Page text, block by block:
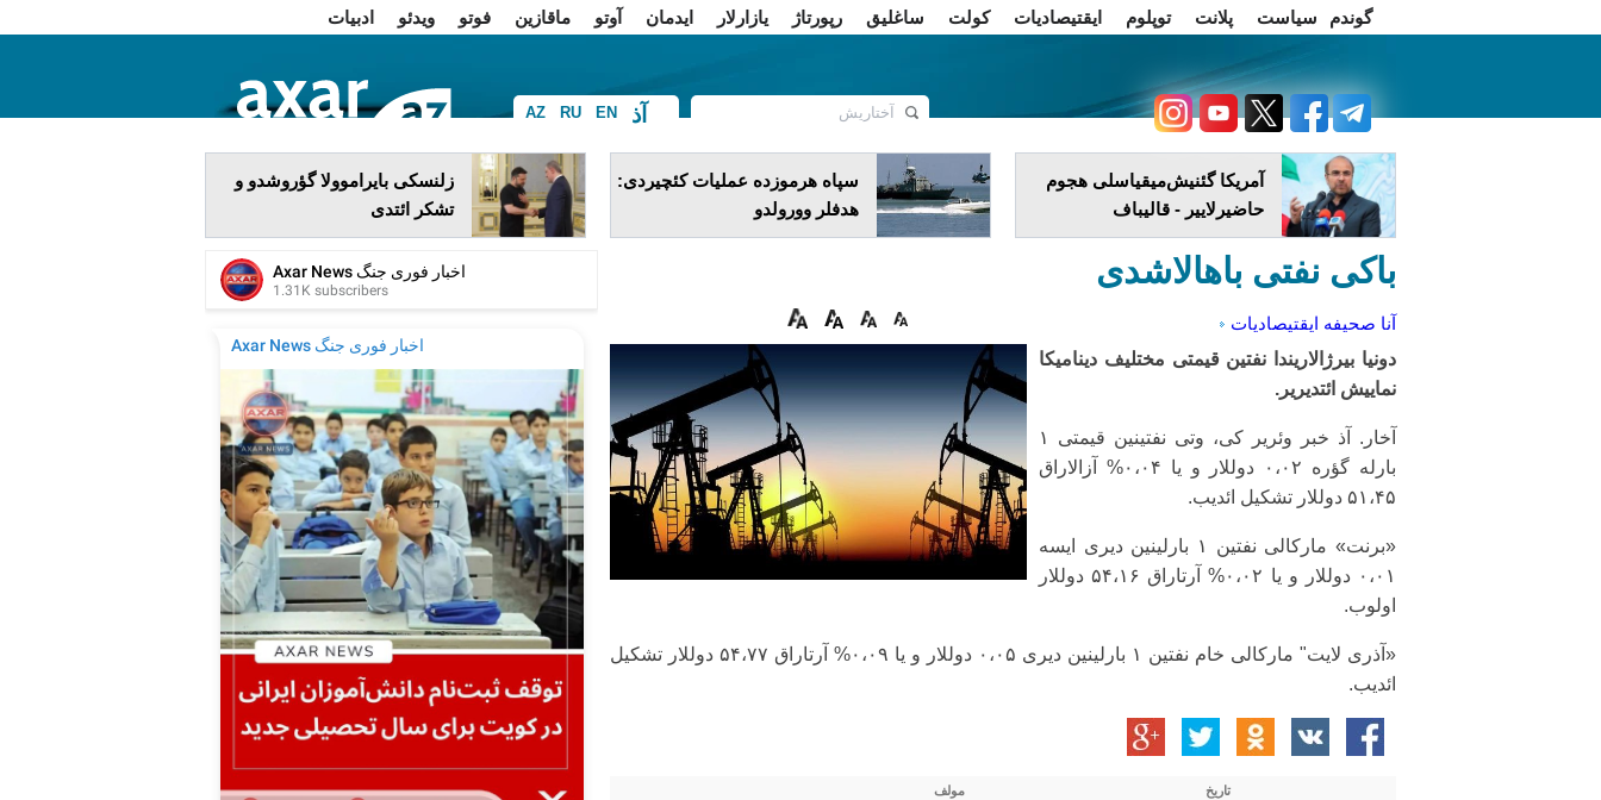
گوندم سیاست پلانت توپلوم ایقتیصادیات کولت ساغلیق رپورتاژ یازارلار ایدمان آوتو ماقازین فوتو ویدئو
ادبیات
AZ RU EN آذ
فا
آمریکا گئنیش‌میقیاسلی هجوم
حاضیرلاییر - قالیباف
سپاه هرموزده عملیات کئچیردی:
هدفلر وورولدو
زلنسکی بایراموولا گؤروشدو و
تشکر ائتدی
باکی نفتی باهالاشدی
آنا صحیفه ایقتیصادیات
دونیا بیرژالاریندا نفتین قیمتی مختلیف دینامیکا
نماییش ائتدیریر.
آخار. آذ خبر وئریر کی، وتی نفتینین قیمتی ۱
بارله گؤره ۰،۰۲ دوللار و یا ۰،۰۴% آزالاراق
۵۱،۴۵ دوللار تشکیل ائدیب.
«برنت» مارکالی نفتین ۱ بارلینین دیری ایسه
۰،۰۱ دوللار و یا ۰،۰۲% آرتاراق ۵۴،۱۶ دوللار
اولوب.
«آذری لایت" مارکالی خام نفتین ۱ بارلینین دیری ۰،۰۵ دوللار و یا ۰،۰۹% آرتاراق ۵۴،۷۷ دوللار تشکیل
ائدیب.
تاریخ مولف